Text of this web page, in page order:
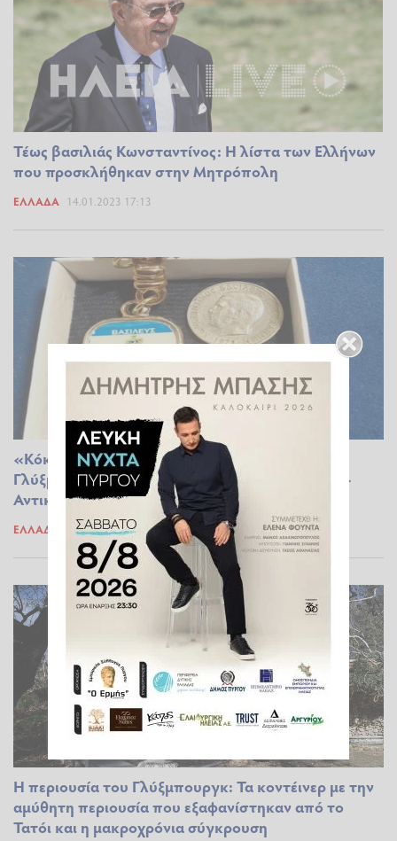
Τέως βασιλιάς Κωνσταντίνος: Η λίστα των Ελλήνων
που προσκλήθηκαν στην Μητρόπολη
ΕΛΛΆΔΑ 14.01.2023 17:13
«Κόκκινο» χτυπάνε οι τιμές των σουβενίρ του
Γλύξμπουργκ όσο πλησιάζει η ώρα της κηδείας -
Αντικείμενα ακόμα και πάνω από... 1000 ευρώ
ΕΛΛΆΔΑ 14.01.2023 15:09
Η περιουσία του Γλύξμπουργκ: Τα κοντέινερ με την
αμύθητη περιουσία που εξαφανίστηκαν από το
Τατόι και η μακροχρόνια σύγκρουση